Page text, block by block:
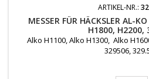
ARTIKEL-NR.:
MESSER FÜR HÄCKSLER AL-
H1800, H2200,
Alko H1100, Alko H1300, Alko
329506,